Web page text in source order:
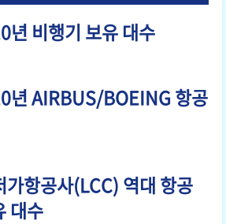
년 비행기 보유 대수
년 AIRBUS/BOEING 항공
가항공사(LCC) 역대 항공
대수